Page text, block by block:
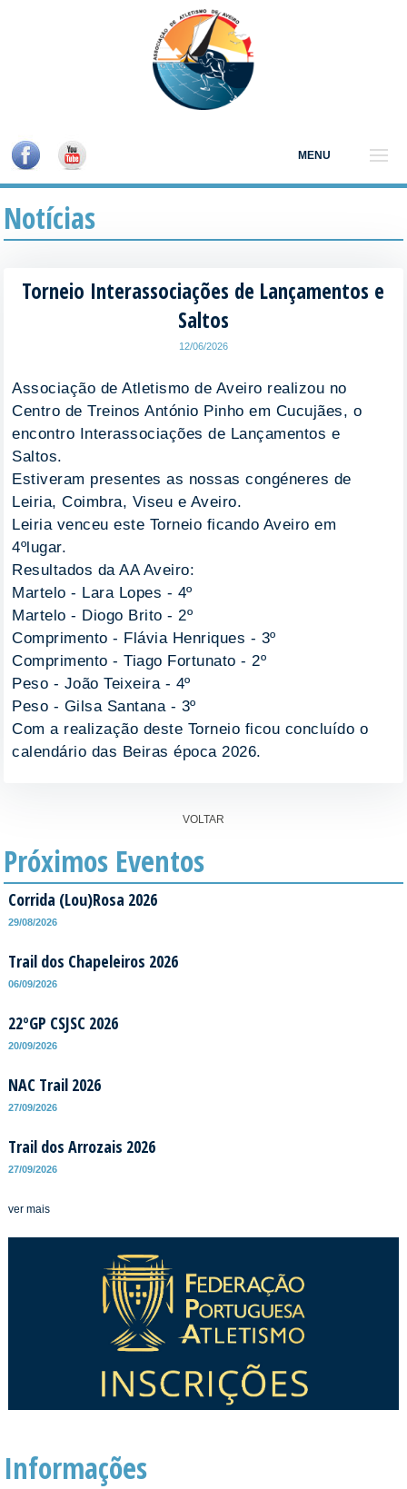
MENU
Notícias
Torneio Interassociações de Lançamentos e
Saltos
12/06/2026
Associação de Atletismo de Aveiro realizou no
Centro de Treinos António Pinho em Cucujães, o
encontro Interassociações de Lançamentos e
Saltos.
Estiveram presentes as nossas congéneres de
Leiria, Coimbra, Viseu e Aveiro.
Leiria venceu este Torneio ficando Aveiro em
4ºlugar.
Resultados da AA Aveiro:
Martelo - Lara Lopes - 4º
Martelo - Diogo Brito - 2º
Comprimento - Flávia Henriques - 3º
Comprimento - Tiago Fortunato - 2º
Peso - João Teixeira - 4º
Peso - Gilsa Santana - 3º
Com a realização deste Torneio ficou concluído o
calendário das Beiras época 2026.
VOLTAR
Próximos Eventos
Corrida (Lou)Rosa 2026
29/08/2026
Trail dos Chapeleiros 2026
06/09/2026
22ºGP CSJSC 2026
20/09/2026
NAC Trail 2026
27/09/2026
Trail dos Arrozais 2026
27/09/2026
ver mais
Informações